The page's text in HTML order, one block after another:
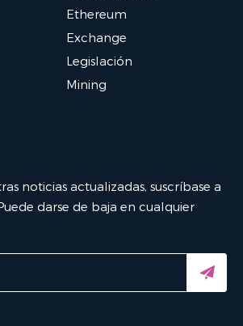
Ethereum
Exchange
Legislación
Mining
noticias actualizadas, suscríbase a
darse de baja en cualquier